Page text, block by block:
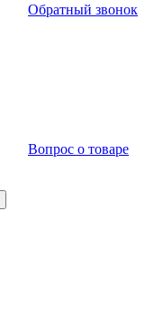
Обратный звонок
Вопрос о товаре